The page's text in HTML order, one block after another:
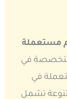
مستعملة
في
في
تشمل